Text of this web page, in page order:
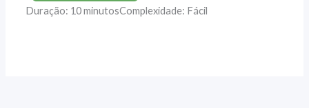
Duração: 10 minutosComplexidade: Fácil